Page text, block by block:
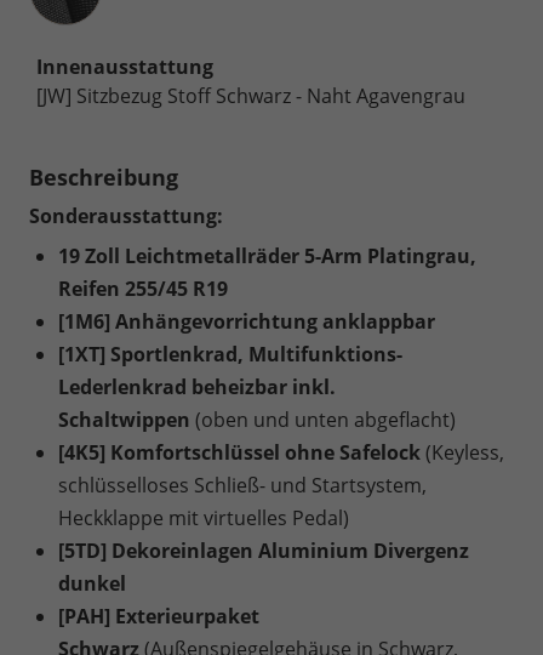
Innenausstattung
[JW] Sitzbezug Stoff Schwarz - Naht Agavengrau
Beschreibung
Sonderausstattung:
19 Zoll Leichtmetallräder 5-Arm Platingrau,
Reifen 255/45 R19
[1M6] Anhängevorrichtung anklappbar
[1XT] Sportlenkrad, Multifunktions-
Lederlenkrad beheizbar inkl.
Schaltwippen (oben und unten abgeflacht)
[4K5] Komfortschlüssel ohne Safelock(Keyless,
schlüsselloses Schließ- und Startsystem,
Heckklappe mit virtuelles Pedal)
[5TD] Dekoreinlagen Aluminium Divergenz
dunkel
[PAH] Exterieurpaket
Schwarz (Außenspiegelgehäuse in Schwarz,